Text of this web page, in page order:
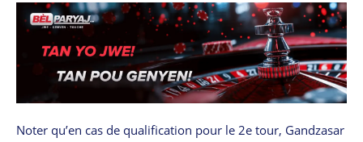
Noter qu’en cas de qualification pour le 2e tour, Gandzasar